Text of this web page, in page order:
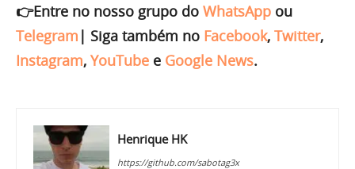
👉Entre no nosso grupo do WhatsApp ou
Telegram | Siga também no Facebook, Twitter,
Instagram, YouTube e Google News.
Henrique HK
https://github.com/sabotag3x